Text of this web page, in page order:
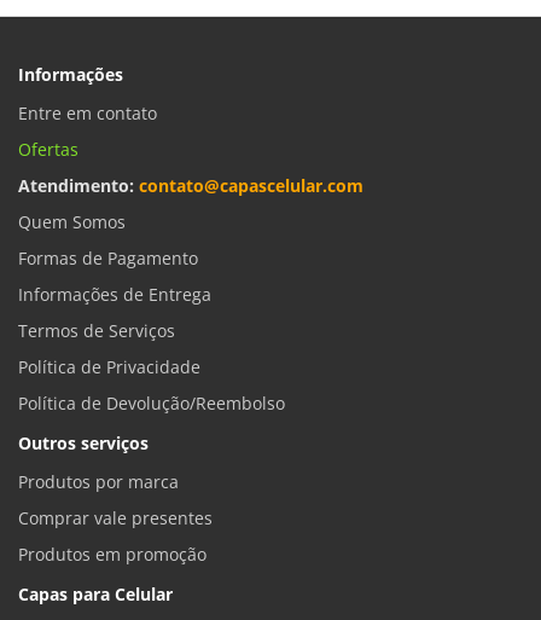
Informações
Entre em contato
Ofertas
Atendimento: contato@capascelular.com
Quem Somos
Formas de Pagamento
Informações de Entrega
Termos de Serviços
Política de Privacidade
Política de Devolução/Reembolso
Outros serviços
Produtos por marca
Comprar vale presentes
Produtos em promoção
Capas para Celular